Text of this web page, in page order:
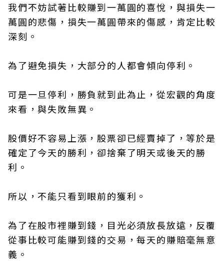
我們不妨試著比較賺到一萬圓的喜悅，與損失一
萬圓的悲傷，損失一萬圓帶來的傷感，肯定比較
深刻。
為了避免損失，大部分的人都會傾向停利。
可是一旦停利，勝負就到此為止，從宏觀的角度
來看，與失敗無異。
股價好不容易上漲，股票卻已經賣掉了，等於是
確定了今天的勝利，卻捨棄了明天或後天的勝
利。
所以，不能只看到眼前的獲利。
為了在股市裡賺到錢，目光必須放長放遠，反覆
從事比較可能賺到錢的交易，每天的賺賠毫無意
義。